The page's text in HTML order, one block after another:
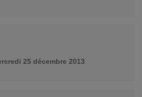
25 décembre 2013